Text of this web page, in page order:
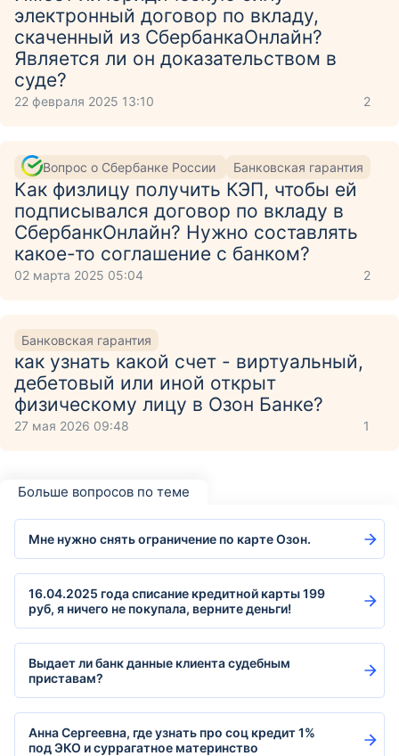
электронный договор по вкладу,
скаченный из СбербанкаОнлайн?
Является ли он доказательством в
суде?
22 февраля 2025 13:10 2
Вопрос о Сбербанке России Банковская гарантия
Как физлицу получить КЭП, чтобы ей
подписывался договор по вкладу в
СбербанкОнлайн? Нужно составлять
какое-то соглашение с банком?
02 марта 2025 05:04 2
Банковская гарантия
как узнать какой счет - виртуальный,
дебетовый или иной открыт
физическому лицу в Озон Банке?
27 мая 2026 09:48 1
Больше вопросов по теме
Мне нужно снять ограничение по карте Озон.
16.04.2025 года списание кредитной карты 199
руб, я ничего не покупала, верните деньги!
Выдает ли банк данные клиента судебным
приставам?
Анна Сергеевна, где узнать про соц кредит 1%
под ЭКО и суррагатное материнство